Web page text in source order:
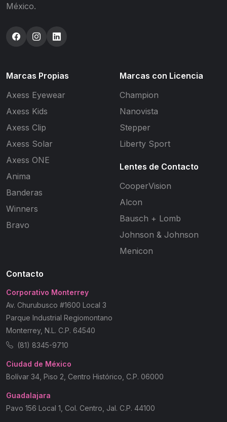
México.
Marcas Propias
Axess Eyewear
Axess Kids
Axess Clip
Axess Solar
Axess ONE
Anima
Banderas
Winners
Bravo
Marcas con Licencia
Champion
Nanovista
Stepper
Liberty Sport
Lentes de Contacto
CooperVision
Alcon
Bausch + Lomb
Johnson & Johnson
Menicon
Contacto
Corporativo Monterrey
Av. Churubusco #1600 Local 3
Parque Industrial Regiomontano
Monterrey, N.L. C.P. 64540
(81) 8345-9710
Ciudad de México
Bolívar 34, Piso 2, Centro Histórico, C.P. 06000
Guadalajara
Pavo 156 Local 1, Col. Centro, Jal. C.P. 44100